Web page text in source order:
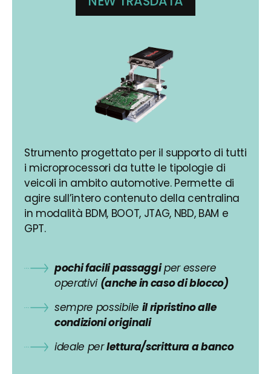
Strumento progettato per il supporto di tutti
i microprocessori da tutte le tipologie di
veicoli in ambito automotive. Permette di
agire sull’intero contenuto della centralina
in modalità BDM, BOOT, JTAG, NBD, BAM e
GPT.
pochi facili passaggiper essere
operativi (anche in caso di blocco)
sempre possibile il ripristino alle
condizioni originali
ideale perlettura/scrittura a banco